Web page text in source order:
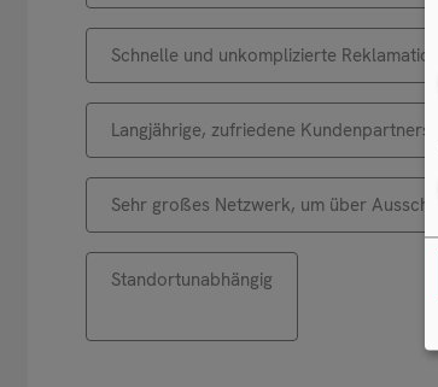
Schnelle und unkomplizierte
Langjährige, zufriedene
Sehr großes Netzwerk, um über
Standortunabhängig